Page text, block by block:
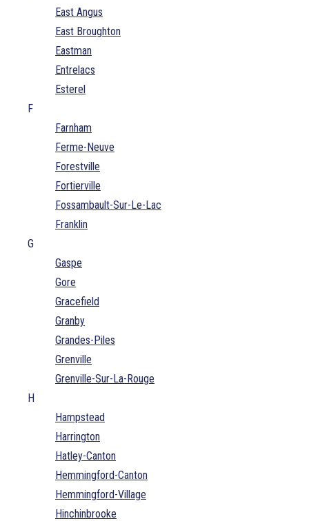
East Angus
East Broughton
Eastman
Entrelacs
Esterel
F
Farnham
Ferme-Neuve
Forestville
Fortierville
Fossambault-Sur-Le-Lac
Franklin
G
Gaspe
Gore
Gracefield
Granby
Grandes-Piles
Grenville
Grenville-Sur-La-Rouge
H
Hampstead
Harrington
Hatley-Canton
Hemmingford-Canton
Hemmingford-Village
Hinchinbrooke